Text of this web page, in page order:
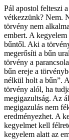
Pál apostol felteszi
vétkezzünk? Nem.
törvény nem
embert. A kegyelem
bűntől. Aki a
megerősíti a bűn
törvény a
bűn ereje a
nélkül holt a bűn”.
törvény alól, ha
megigazultság. Az
megigazulás nem
eredményezhet. A
kegyelmet kell
kegyelem alatt az